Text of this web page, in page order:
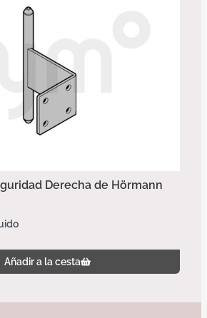
Derecha de Hörmann
Añadir a la cesta